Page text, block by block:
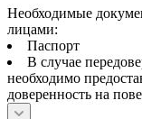
Необходимые
лицами:
Паспорт
В случае
необходимо
доверенность на